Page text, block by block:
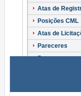
Atas de
Posições CML
Atas de
Pareceres
Recursos